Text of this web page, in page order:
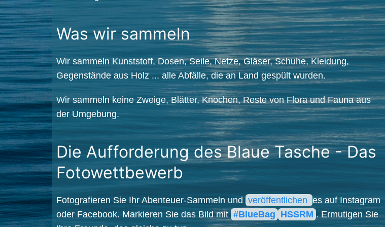
Was wir sammeln
Wir sammeln Kunststoff, Dosen, Seile, Netze, Gläser, Schuhe, Kleidung,
Gegenstände aus Holz ... alle Abfälle, die an Land gespült wurden.
Wir sammeln keine Zweige, Blätter, Knochen, Reste von Flora und Fauna aus
der Umgebung.
Die Aufforderung des Blaue Tasche - Das
Fotowettbewerb
Fotografieren Sie Ihr Abenteuer-Sammeln und veröffentlichen es auf Instagram
oder Facebook. Markieren Sie das Bild mit #BlueBag HSSRM . Ermutigen Sie